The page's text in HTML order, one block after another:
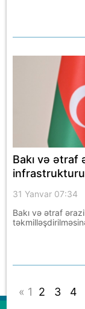
Bakı və ətraf
31 Yanvar 07:34
Bakı və ətraf
« 1 2 3 4